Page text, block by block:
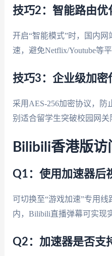
技巧2：智能路由优
开启“智能模式”时，国内
速，避免Netflix/Youtube等
技巧3：企业级加密
采用AES-256加密协议，
别适合留学生突破校园网关
Bilibili香港版
Q1：使用加速器后
可切换至“游戏加速”专用线
内，Bilibili直播弹幕可实现
Q2：加速器是否支